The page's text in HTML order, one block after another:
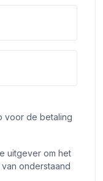
voor de betaling
uitgever om het
onderstaand